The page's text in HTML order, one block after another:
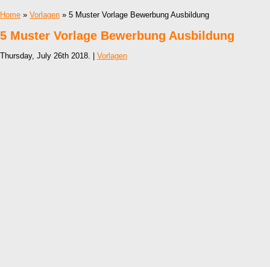
Home » Vorlagen » 5 Muster Vorlage Bewerbung Ausbildung
5 Muster Vorlage Bewerbung Ausbildung
Thursday, July 26th 2018. | Vorlagen